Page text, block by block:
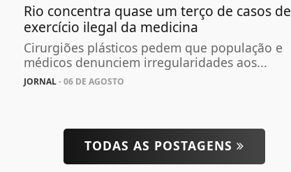
Rio concentra quase um terço de casos de
exercício ilegal da medicina
Cirurgiões plásticos pedem que população e
médicos denunciem irregularidades aos...
JORNAL- 06 DE AGOSTO
TODAS AS POSTAGENS